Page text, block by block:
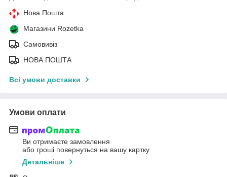
Нова Пошта
Магазини Rozetka
Самовивіз
НОВА ПОШТА
Всі умови доставки
Умови оплати
Ви отримаєте замовлення
або гроші повернуться на вашу картку
Детальніше